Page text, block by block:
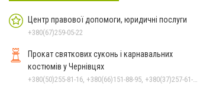
Центр правової допомоги, юридичні послуги
+380(67)259-05-22
Прокат святкових суконь і карнавальних
костюмів у Чернівцях